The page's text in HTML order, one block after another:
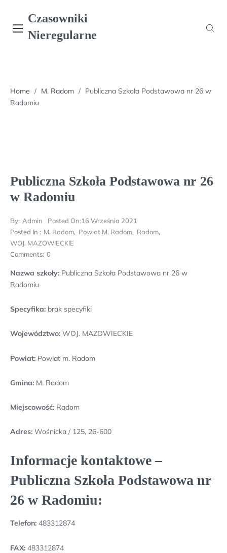
content
Czasowniki
Nieregularne
Home / M. Radom / Publiczna Szkoła Podstawowa nr 26 w
Radomiu
Publiczna Szkoła Podstawowa nr 26
w Radomiu
By: Admin Posted On:16 Września 2021
Posted In : M. Radom, Powiat M. Radom, Radom,
WOJ. MAZOWIECKIE
Comments: 0
Nazwa szkoły: Publiczna Szkoła Podstawowa nr 26 w
Radomiu
Specyfika: brak specyfiki
Województwo: WOJ. MAZOWIECKIE
Powiat: Powiat m. Radom
Gmina: M. Radom
Miejscowość: Radom
Adres: Wośnicka / 125, 26-600
Informacje kontaktowe –
Publiczna Szkoła Podstawowa nr
26 w Radomiu:
Telefon: 483312874
FAX: 483312874